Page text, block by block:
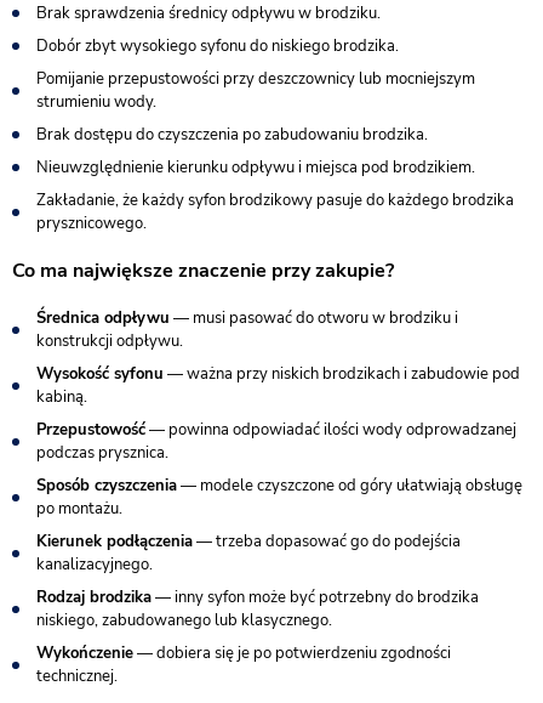
Brak sprawdzenia średnicy odpływu w brodziku.
Dobór zbyt wysokiego syfonu do niskiego brodzika.
Pomijanie przepustowości przy deszczownicy lub mocniejszym
strumieniu wody.
Brak dostępu do czyszczenia po zabudowaniu brodzika.
Nieuwzględnienie kierunku odpływu i miejsca pod brodzikiem.
Zakładanie, że każdy syfon brodzikowy pasuje do każdego brodzika
prysznicowego.
Co ma największe znaczenie przy zakupie?
Średnica odpływu — musi pasować do otworu w brodziku i
konstrukcji odpływu.
Wysokość syfonu — ważna przy niskich brodzikach i zabudowie pod
kabiną.
Przepustowość— powinna odpowiadać ilości wody odprowadzanej
podczas prysznica.
Sposób czyszczenia— modele czyszczone od góry ułatwiają obsługę
po montażu.
Kierunek podłączenia— trzeba dopasować go do podejścia
kanalizacyjnego.
Rodzaj brodzika— inny syfon może być potrzebny do brodzika
niskiego, zabudowanego lub klasycznego.
Wykończenie— dobiera się je po potwierdzeniu zgodności
technicznej.